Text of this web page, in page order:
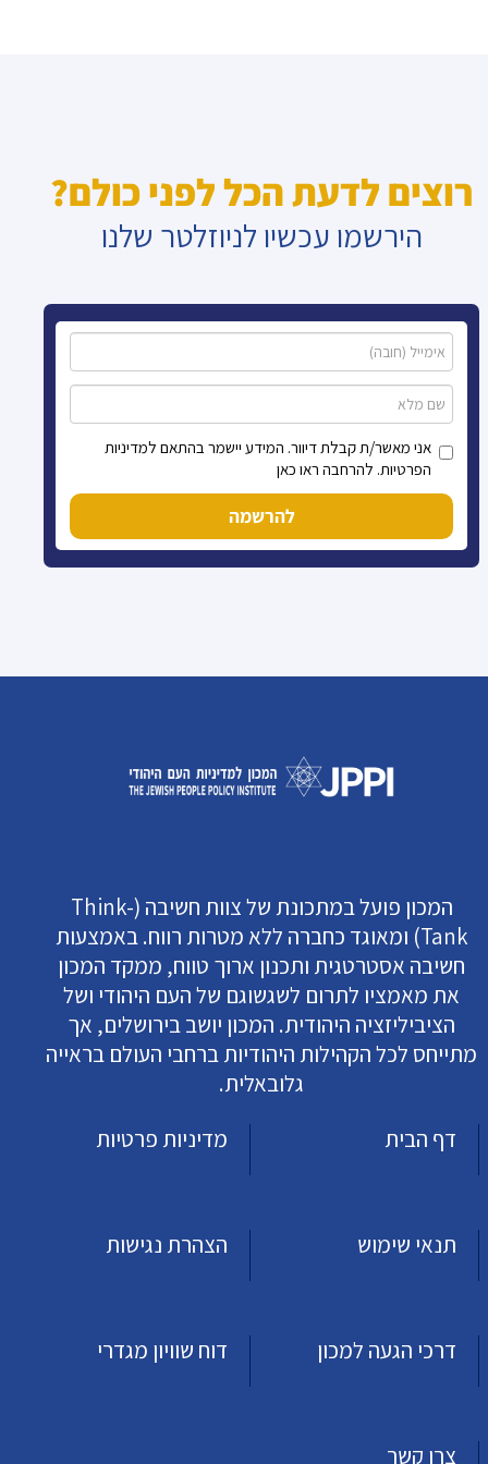
רוצים לדעת הכל לפני כולם?
הירשמו עכשיו לניוזלטר שלנו
אני מאשר/ת קבלת דיוור. המידע יישמר בהתאם למדיניות
הפרטיות. להרחבה ראו כאן
להרשמה
המכון פועל במתכונת של צוות חשיבה (Think-
Tank) ומאוגד כחברה ללא מטרות רווח. באמצעות
חשיבה אסטרטגית ותכנון ארוך טווח, ממקד המכון
את מאמציו לתרום לשגשוגם של העם היהודי ושל
הציביליזציה היהודית. המכון יושב בירושלים, אך
מתייחס לכל הקהילות היהודיות ברחבי העולם בראייה
גלובאלית.
דף הבית
מדיניות פרטיות
תנאי שימוש הצהרת נגישות
דרכי הגעה למכון דוח שוויון מגדרי
צרו קשר